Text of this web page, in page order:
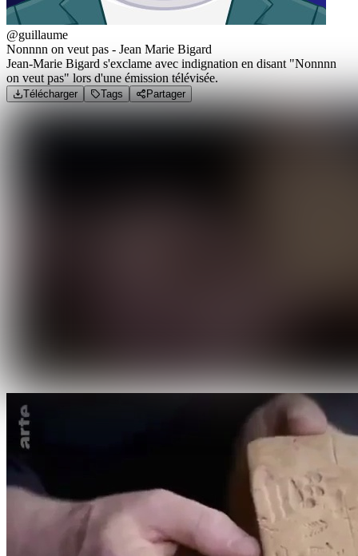
@guillaume
Nonnnn on veut pas - Jean Marie Bigard
Jean-Marie Bigard s'exclame avec indignation en disant "Nonnnn
on veut pas" lors d'une émission télévisée.
Télécharger Tags Partager